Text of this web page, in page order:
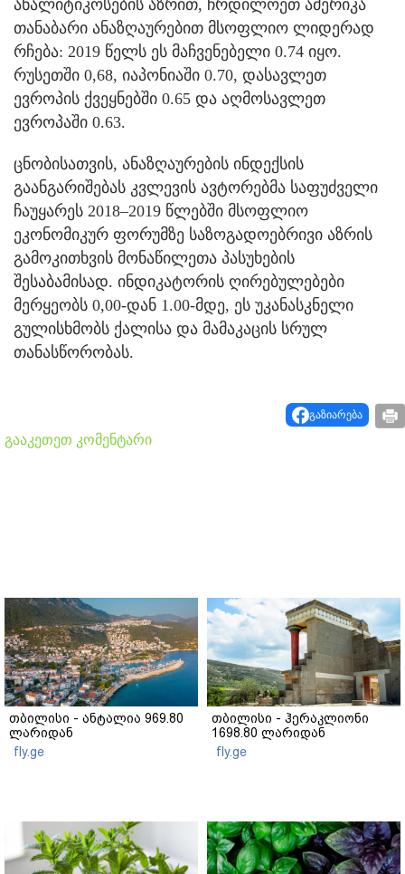
ანალიტიკოსების აზრით, ჩრდილოეთ ამერიკა
თანაბარი ანაზღაურებით მსოფლიო ლიდერად
რჩება: 2019 წელს ეს მაჩვენებელი 0.74 იყო.
რუსეთში 0,68, იაპონიაში 0.70, დასავლეთ
ევროპის ქვეყნებში 0.65 და აღმოსავლეთ
ევროპაში 0.63.
ცნობისათვის, ანაზღაურების ინდექსის
გაანგარიშებას კვლევის ავტორებმა საფუძველი
ჩაუყარეს 2018–2019 წლებში მსოფლიო
ეკონომიკურ ფორუმზე საზოგადოებრივი აზრის
გამოკითხვის მონაწილეთა პასუხების
შესაბამისად. ინდიკატორის ღირებულებები
მერყეობს 0,00-დან 1.00-მდე, ეს უკანასკნელი
გულისხმობს ქალისა და მამაკაცის სრულ
თანასწორობას.
გაზიარება
გააკეთეთ კომენტარი
თბილისი - ანტალია 969.80
ლარიდან
fly.ge
თბილისი - ჰერაკლიონი
1698.80 ლარიდან
fly.ge